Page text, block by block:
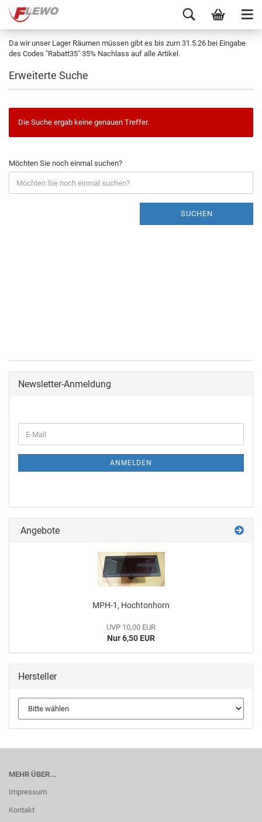
Da wir unser Lager Räumen müssen gibt es bis zum 31.5.26 bei Eingabe
des Codes "Rabatt35" 35% Nachlass auf alle Artikel.
Erweiterte Suche
Die Suche ergab keine genauen Treffer.
Möchten Sie noch einmal suchen?
SUCHEN
Newsletter-Anmeldung
ANMELDEN
Angebote
MPH-1, Hochtonhorn
UVP 10,00 EUR
Nur 6,50 EUR
Hersteller
MEHR ÜBER...
Impressum
Kontakt